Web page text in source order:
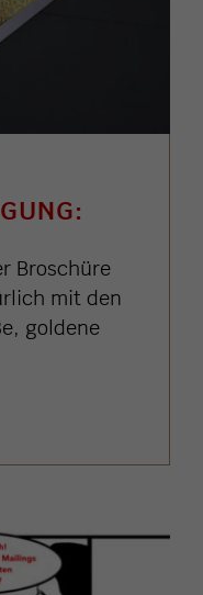
G
Broschüre
mit den
goldene